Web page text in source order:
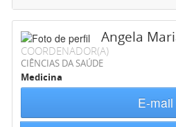
Angela
COORDENADOR(A)
CIÊNCIAS DA SAÚDE
Medicina
E-mail